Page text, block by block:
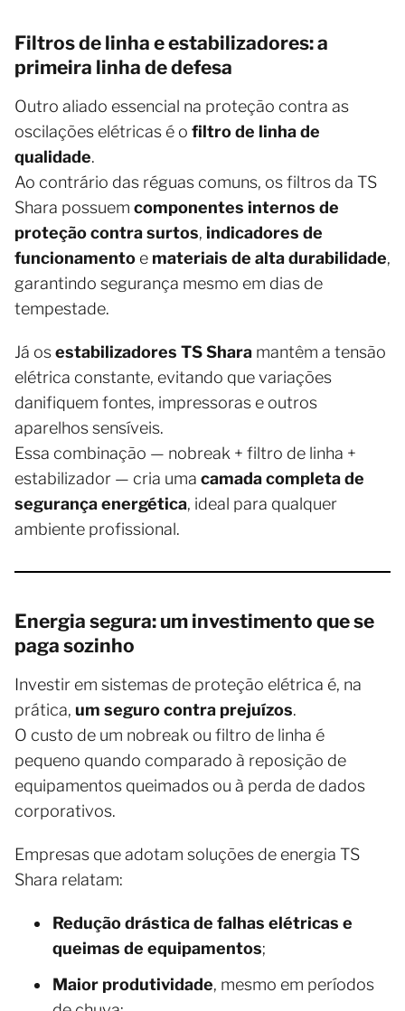
Filtros de linha e estabilizadores: a
primeira linha de defesa
Outro aliado essencial na proteção contra as
oscilações elétricas é o filtro de linha de
qualidade.
Ao contrário das réguas comuns, os filtros da TS
Shara possuem componentes internos de
proteção contra surtos, indicadores de
funcionamento e materiais de alta durabilidade,
garantindo segurança mesmo em dias de
tempestade.
Já osestabilizadores TS Shara mantêm a tensão
elétrica constante, evitando que variações
danifiquem fontes, impressoras e outros
aparelhos sensíveis.
Essa combinação — nobreak + filtro de linha +
estabilizador — cria uma camada completa de
segurança energética, ideal para qualquer
ambiente profissional.
Energia segura: um investimento que se
paga sozinho
Investir em sistemas de proteção elétrica é, na
prática, um seguro contra prejuízos.
O custo de um nobreak ou filtro de linha é
pequeno quando comparado à reposição de
equipamentos queimados ou à perda de dados
corporativos.
Empresas que adotam soluções de energia TS
Shara relatam:
Redução drástica de falhas elétricas e
queimas de equipamentos;
Maior produtividade, mesmo em períodos